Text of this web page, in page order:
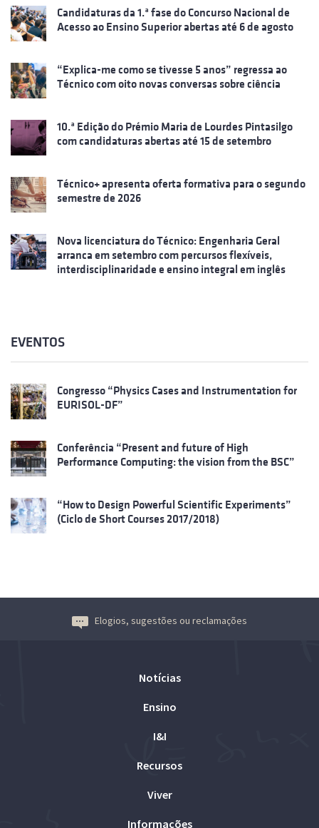
Candidaturas da 1.ª fase do Concurso Nacional de
Acesso ao Ensino Superior abertas até 6 de agosto
“Explica-me como se tivesse 5 anos” regressa ao
Técnico com oito novas conversas sobre ciência
10.ª Edição do Prémio Maria de Lourdes Pintasilgo
com candidaturas abertas até 15 de setembro
Técnico+ apresenta oferta formativa para o segundo
semestre de 2026
Nova licenciatura do Técnico: Engenharia Geral
arranca em setembro com percursos flexíveis,
interdisciplinaridade e ensino integral em inglês
EVENTOS
Congresso “Physics Cases and Instrumentation for
EURISOL-DF”
Conferência “Present and future of High
Performance Computing: the vision from the BSC”
“How to Design Powerful Scientific Experiments”
(Ciclo de Short Courses 2017/2018)
Elogios, sugestões ou reclamações
Notícias
Ensino
I&I
Recursos
Viver
Informações